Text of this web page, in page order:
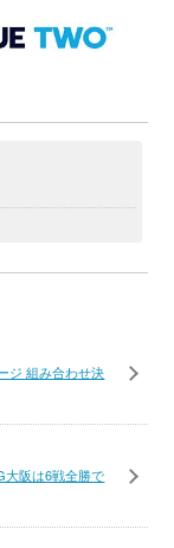
ジ 組み合わせ決
大阪は6戦全勝で